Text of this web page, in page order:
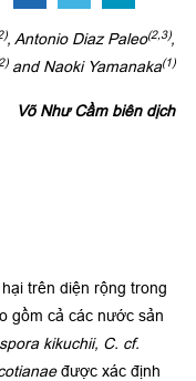
,Antonio Diaz Paleo(2,3),
andNaoki Yamanaka(1)
Võ Như Cầm biên dịch
trên diện rộng trong
gồm cả các nước sản
kikuchii, C. cf.
được xác định